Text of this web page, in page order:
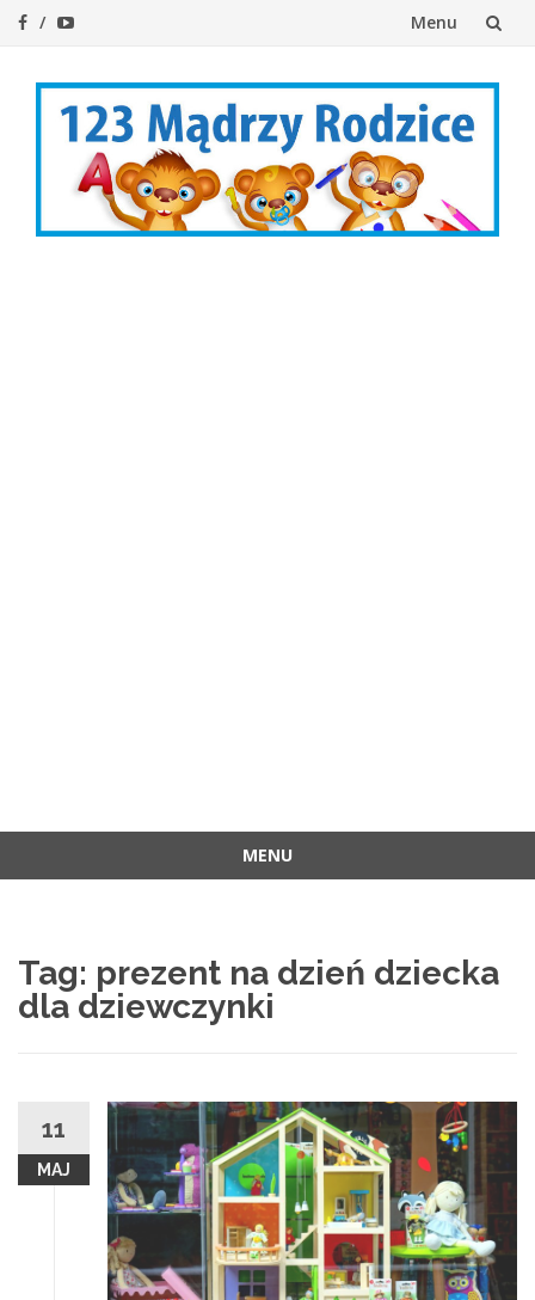
Menu
MENU
Tag: prezent na dzień dziecka
dla dziewczynki
11
MAJ